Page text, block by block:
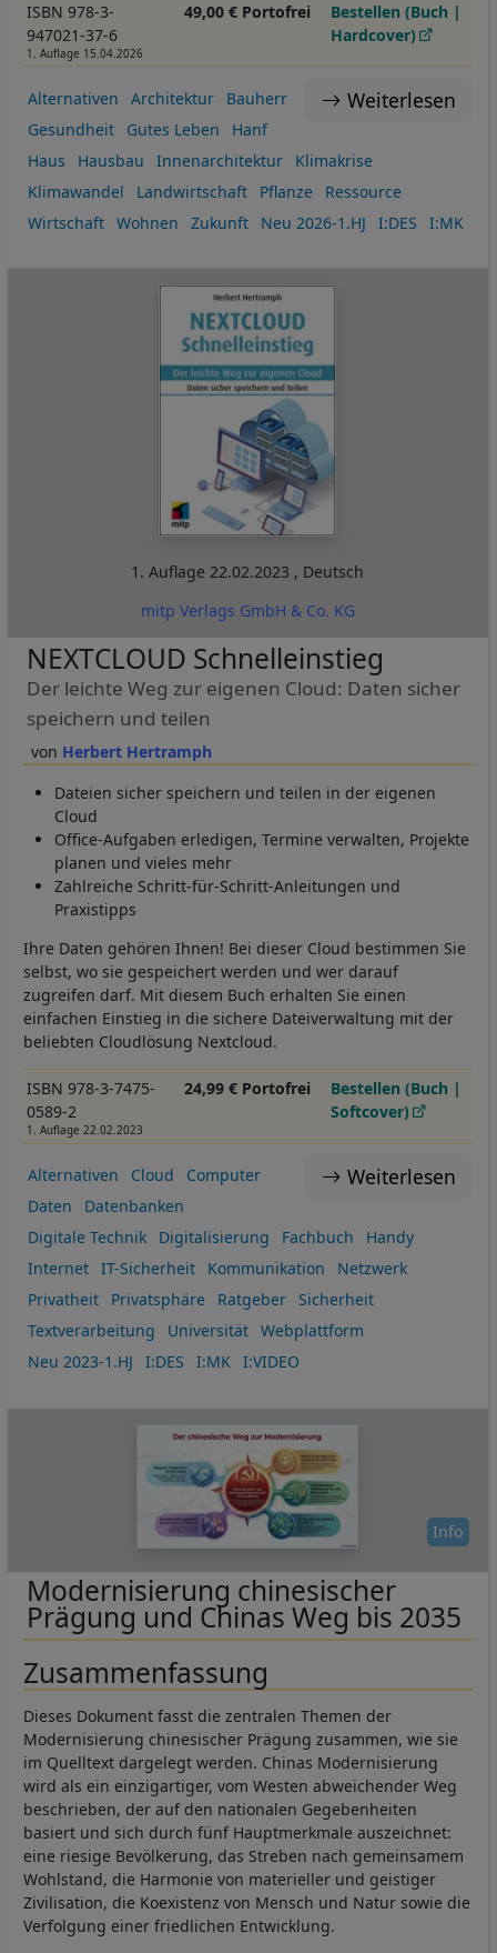
ISBN 978-3-
947021-37-6
1. Auflage 15.04.2026
49,00 € Portofrei
Bestellen (Buch |
Hardcover)
Weiterlesen
Alternativen Architektur
Bauherr
Gesundheit
Gutes Leben
Hanf
Haus
Hausbau Innenarchitektur
Klimakrise
Klimawandel
Landwirtschaft Pflanze
Ressource
Wirtschaft
Wohnen Zukunft Neu 2026-1.HJ I:DES I:MK
1. Auflage 22.02.2023 , Deutsch
mitp Verlags GmbH & Co. KG
Herbert Hertramph
NEXTCLOUD Schnelleinstieg
Der leichte Weg zur eigenen Cloud: Daten sicher
speichern und teilen
Dateien sicher speichern und teilen in der eigenen
Cloud
Office-Aufgaben erledigen, Termine verwalten, Projekte
planen und vieles mehr
Zahlreiche Schritt-für-Schritt-Anleitungen und
Praxistipps
Ihre Daten gehören Ihnen! Bei dieser Cloud bestimmen Sie
selbst, wo sie gespeichert werden und wer darauf
zugreifen darf. Mit diesem Buch erhalten Sie einen
einfachen Einstieg in die sichere Dateiverwaltung mit der
beliebten Cloudlösung Nextcloud.
ISBN 978-3-7475-
0589-2
1. Auflage 22.02.2023
24,99 € Portofrei
Bestellen (Buch |
Softcover)
Weiterlesen
Alternativen Cloud
Computer
Daten
Datenbanken
Digitale Technik
Digitalisierung Fachbuch
Handy
Internet
IT-Sicherheit Kommunikation
Netzwerk
Privatheit
Privatsphäre Ratgeber
Sicherheit
Textverarbeitung
Universität
Webplattform
Neu 2023-1.HJ
I:DES I:MK I:VIDEO
Info
Modernisierung chinesischer
Prägung und Chinas Weg bis 2035
Zusammenfassung
Dieses Dokument fasst die zentralen Themen der
Modernisierung chinesischer Prägung zusammen, wie sie
im Quelltext dargelegt werden. Chinas Modernisierung
wird als ein einzigartiger, vom Westen abweichender Weg
beschrieben, der auf den nationalen Gegebenheiten
basiert und sich durch fünf Hauptmerkmale auszeichnet:
eine riesige Bevölkerung, das Streben nach gemeinsamem
Wohlstand, die Harmonie von materieller und geistiger
Zivilisation, die Koexistenz von Mensch und Natur sowie die
Verfolgung einer friedlichen Entwicklung.